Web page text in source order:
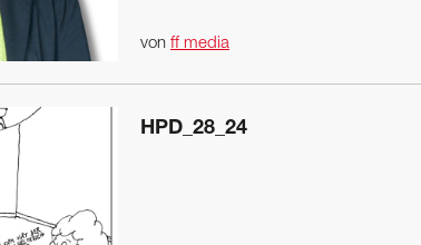
von ff media
HPD_28_24